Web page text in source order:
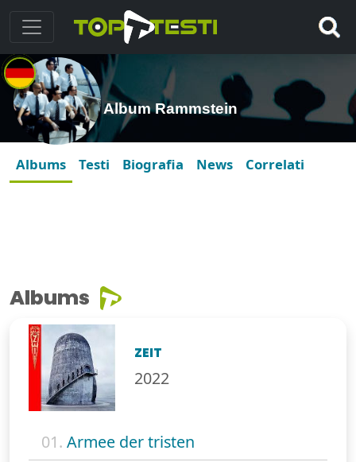
Album Rammstein
Albums Testi Biografia News Correlati
Albums
ZEIT
2022
01. Armee der tristen